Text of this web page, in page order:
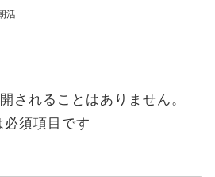
活
されることはありません。
須項目です